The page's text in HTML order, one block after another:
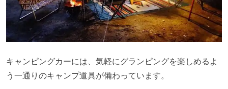
キャンピングカーには、気軽にグランピングを楽しめるよ
う一通りのキャンプ道具が備わっています。